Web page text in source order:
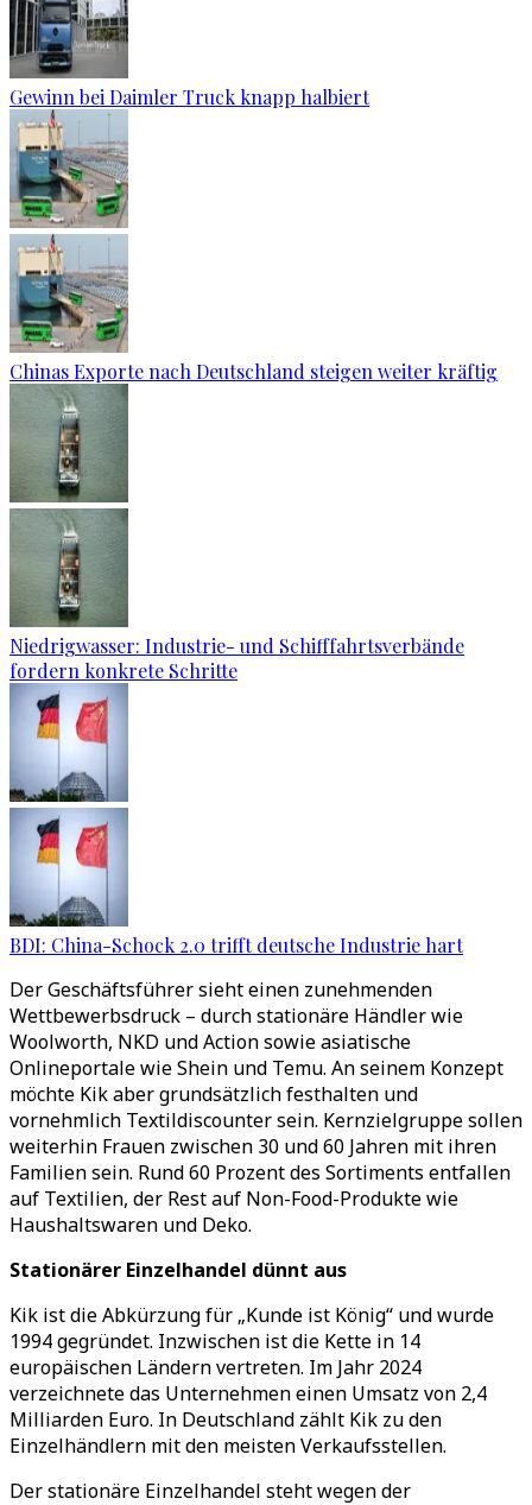
Gewinn bei Daimler Truck knapp halbiert
Chinas Exporte nach Deutschland steigen weiter kräftig
Niedrigwasser: Industrie- und Schifffahrtsverbände
fordern konkrete Schritte
BDI: China-Schock 2.0 trifft deutsche Industrie hart
Der Geschäftsführer sieht einen zunehmenden
Wettbewerbsdruck – durch stationäre Händler wie
Woolworth, NKD und Action sowie asiatische
Onlineportale wie Shein und Temu. An seinem Konzept
möchte Kik aber grundsätzlich festhalten und
vornehmlich Textildiscounter sein. Kernzielgruppe sollen
weiterhin Frauen zwischen 30 und 60 Jahren mit ihren
Familien sein. Rund 60 Prozent des Sortiments entfallen
auf Textilien, der Rest auf Non-Food-Produkte wie
Haushaltswaren und Deko.
Stationärer Einzelhandel dünnt aus
Kik ist die Abkürzung für „Kunde ist König“ und wurde
1994 gegründet. Inzwischen ist die Kette in 14
europäischen Ländern vertreten. Im Jahr 2024
verzeichnete das Unternehmen einen Umsatz von 2,4
Milliarden Euro. In Deutschland zählt Kik zu den
Einzelhändlern mit den meisten Verkaufsstellen.
Der stationäre Einzelhandel steht wegen der